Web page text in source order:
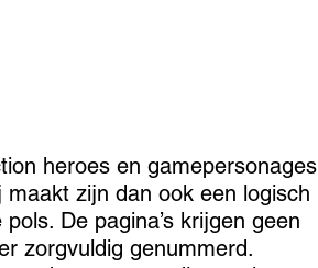
heroes en gamepersonages
zijn dan ook een logisch
De pagina’s krijgen geen
zorgvuldig genummerd.